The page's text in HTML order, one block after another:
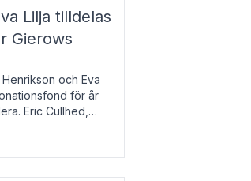
Lilja tilldelas
Gierows
och Eva
för år
Eric Cullhed,